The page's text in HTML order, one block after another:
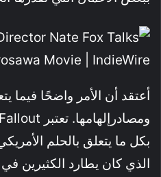
بكل ما يتعلق بالحلم
الذي كان يطارد الكثيرين